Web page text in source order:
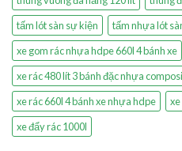
tấm lót sàn sự kiện
tấm nhựa lót
xe gom rác nhựa hdpe 660l 4 bánh xe
xe rác 480 lít 3 bánh đặc nhựa
xe rác 660l 4 bánh xe nhựa hdpe
xe đẩy rác 1000l